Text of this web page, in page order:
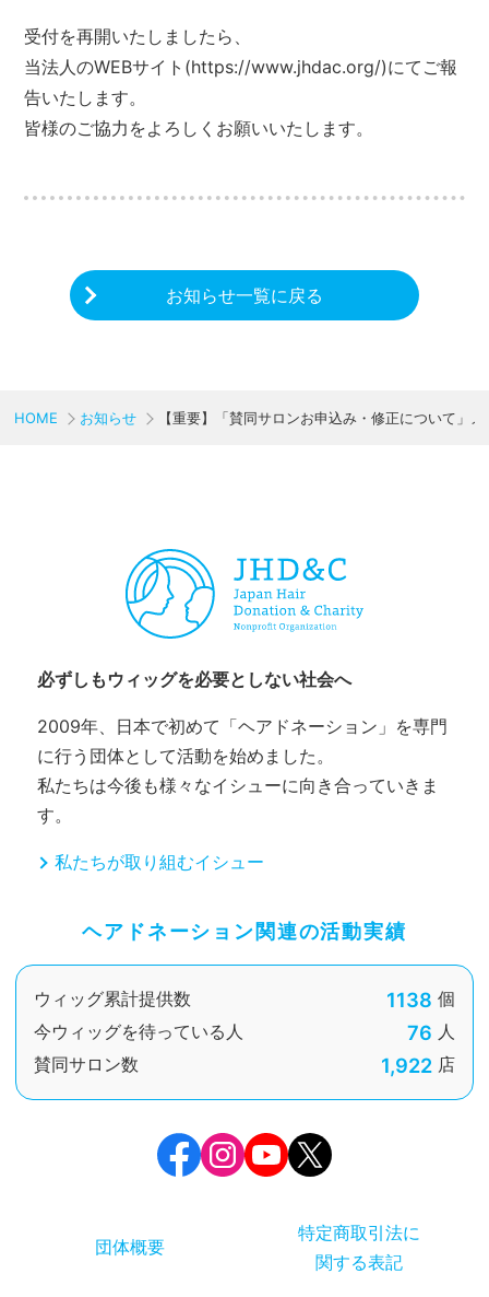
受付を再開いたしましたら、
当法人のWEBサイト(https://www.jhdac.org/)にてご報
告いたします。
皆様のご協力をよろしくお願いいたします。
お知らせ一覧に戻る
HOME お知らせ 【重要】「賛同サロンお申込み・修正について」
必ずしもウィッグを必要としない社会へ
2009年、日本で初めて「ヘアドネーション」を専門
に行う団体として活動を始めました。
私たちは今後も様々なイシューに向き合っていきま
す。
私たちが取り組むイシュー
ヘアドネーション関連の活動実績
ウィッグ累計提供数 1138 個
今ウィッグを待っている人
76 人
賛同サロン数
1,922 店
団体概要
特定商取引法に
関する表記